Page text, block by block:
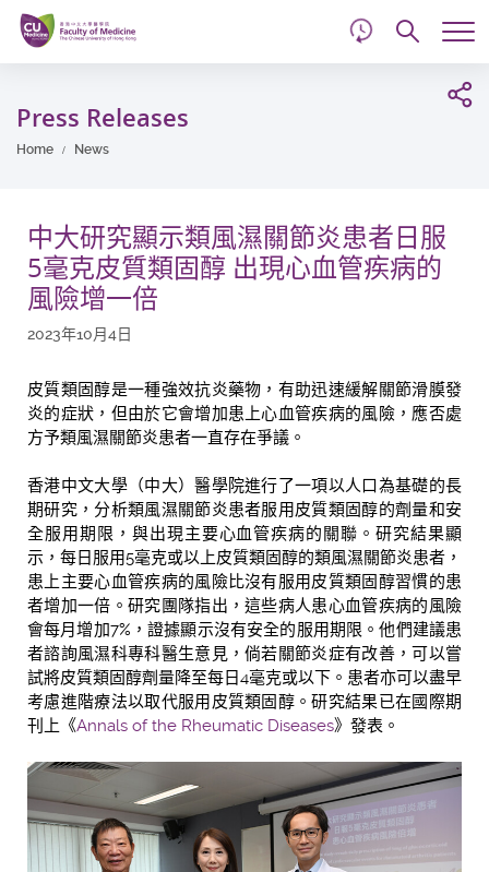
Skip
main
content
Press Releases
Home News
中大研究顯示類風濕關節炎患者日服
5毫克皮質類固醇 出現心血管疾病的
風險增一倍
2023年10月4日
皮質類固醇是一種強效抗炎藥物，有助迅速緩解關節滑膜發
炎的症狀，但由於它會增加患上心血管疾病的風險，應否處
方予類風濕關節炎患者一直存在爭議。
香港中文大學（中大）醫學院進行了一項以人口為基礎的長
期研究，分析類風濕關節炎患者服用皮質類固醇的劑量和安
全服用期限，與出現主要心血管疾病的關聯。研究結果顯
示，每日服用5毫克或以上皮質類固醇的類風濕關節炎患者，
患上主要心血管疾病的風險比沒有服用皮質類固醇習慣的患
者增加一倍。研究團隊指出，這些病人患心血管疾病的風險
會每月增加7%，證據顯示沒有安全的服用期限。他們建議患
者諮詢風濕科專科醫生意見，倘若關節炎症有改善，可以嘗
試將皮質類固醇劑量降至每日4毫克或以下。患者亦可以盡早
考慮進階療法以取代服用皮質類固醇。研究結果已在國際期
刊上《Annals of the Rheumatic Diseases》發表。